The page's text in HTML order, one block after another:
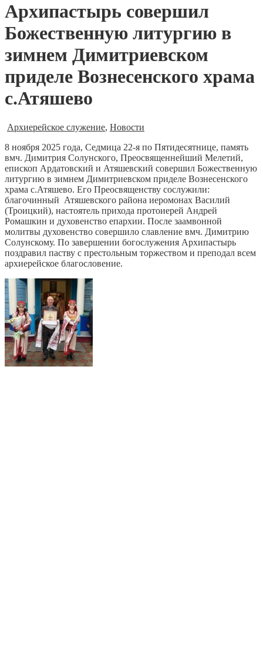
Архипастырь совершил
Божественную литургию в
зимнем Димитриевском
приделе Вознесенского храма
с.Атяшево
Архиерейское служение, Новости
8 ноября 2025 года, Седмица 22-я по Пятидесятнице, память
вмч. Димитрия Солунского, Преосвященнейший Мелетий,
епископ Ардатовский и Атяшевский совершил Божественную
литургию в зимнем Димитриевском приделе Вознесенского
храма с.Атяшево. Его Преосвященству сослужили:
благочинный Атяшевского района иеромонах Василий
(Троицкий), настоятель прихода протоиерей Андрей
Ромашкин и духовенство епархии. После заамвонной
молитвы духовенство совершило славление вмч. Димитрию
Солунскому. По завершении богослужения Архипастырь
поздравил паству с престольным торжеством и преподал всем
архиерейское благословение.